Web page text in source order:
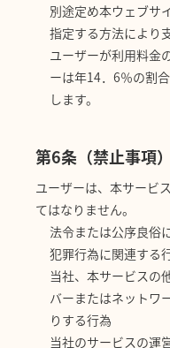
別途定め本ウェブサ
指定する方法により
ユーザーが利用料金
ーは年14．6％の割
します。
第6条（禁止事項）
ユーザーは、本サービ
てはなりません。
法令または公序良俗
犯罪行為に関連する
当社、本サービスの
バーまたはネットワ
りする行為
当社のサービスの運